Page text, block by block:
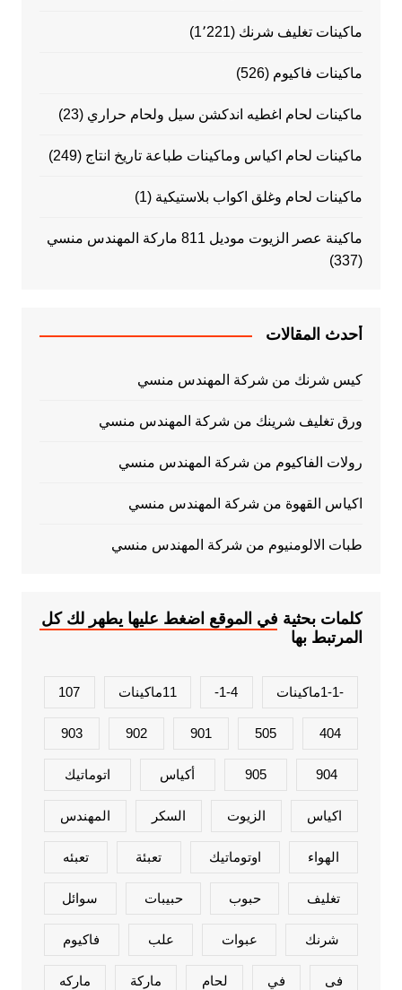
ماكينات تغليف شرنك (1٬221)
ماكينات فاكيوم (526)
ماكينات لحام اغطيه اندكشن سيل ولحام حراري (23)
ماكينات لحام اكياس وماكينات طباعة تاريخ انتاج (249)
ماكينات لحام وغلق اكواب بلاستيكية (1)
ماكينة عصر الزيوت موديل 811 ماركة المهندس منسي
(337)
أحدث المقالات
كيس شرنك من شركة المهندس منسي
ورق تغليف شرينك من شركة المهندس منسي
رولات الفاكيوم من شركة المهندس منسي
اكياس القهوة من شركة المهندس منسي
طبات الالومنيوم من شركة المهندس منسي
كلمات بحثية في الموقع اضغط عليها يطهر لك كل
المرتبط بها
-1-1ماكينات 1-4- 11ماكينات 107
404
505
901
902
903
904
905 أكياس اتوماتيك
اكياس الزيوت السكر المهندس
الهواء اوتوماتيك تعبئة تعبئه
تغليف حبوب حبيبات سوائل
شرنك عبوات علب فاكيوم
فى في لحام ماركة ماركه